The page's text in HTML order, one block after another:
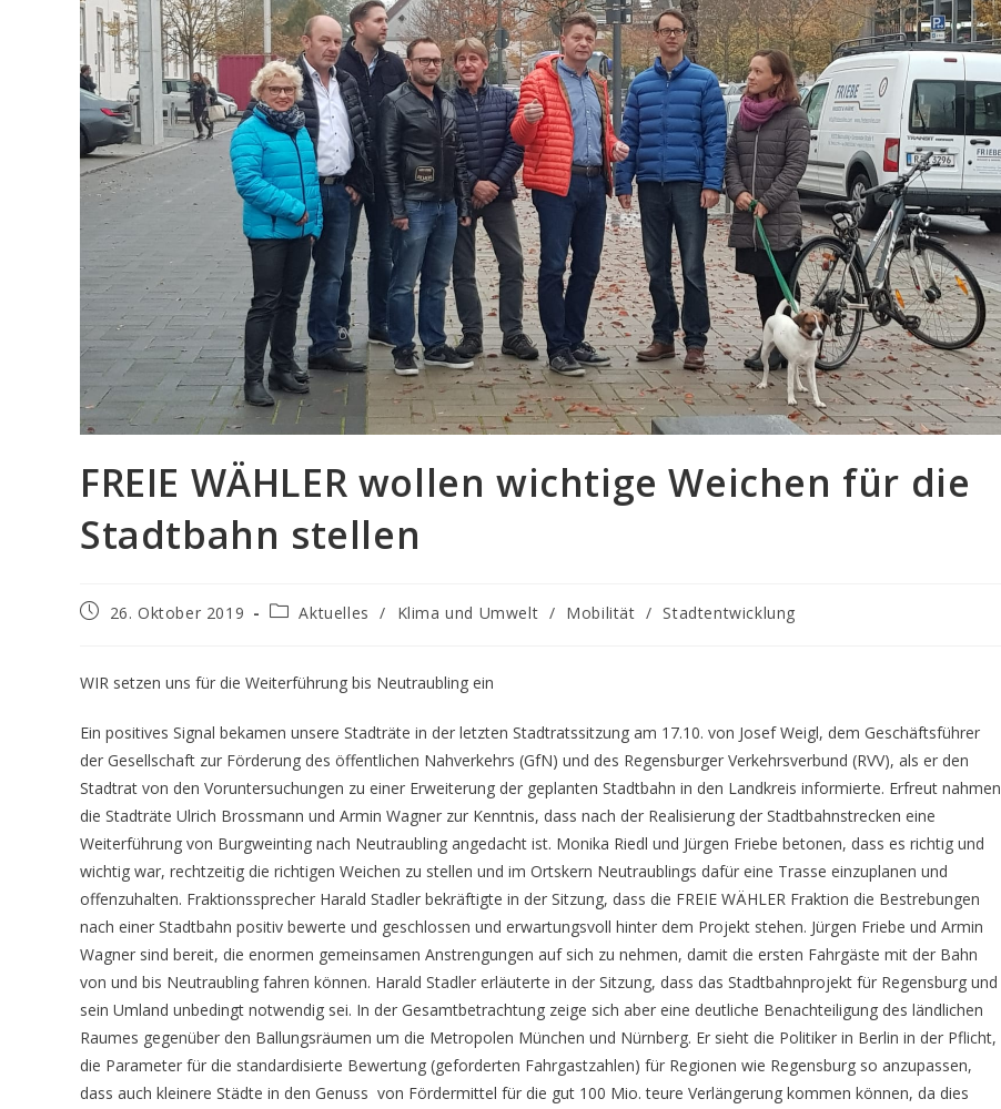
FREIE WÄHLER wollen wichtige Weichen für die
Stadtbahn stellen
26. Oktober 2019 Aktuelles / Klima und Umwelt / Mobilität / Stadtentwicklung
WIR setzen uns für die Weiterführung bis Neutraubling ein
Ein positives Signal bekamen unsere Stadträte in der letzten Stadtratssitzung am 17.10. von Josef Weigl, dem Geschäftsführer
der Gesellschaft zur Förderung des öffentlichen Nahverkehrs (GfN) und des Regensburger Verkehrsverbund (RVV), als er den
Stadtrat von den Voruntersuchungen zu einer Erweiterung der geplanten Stadtbahn in den Landkreis informierte. Erfreut nahmen
die Stadträte Ulrich Brossmann und Armin Wagner zur Kenntnis, dass nach der Realisierung der Stadtbahnstrecken eine
Weiterführung von Burgweinting nach Neutraubling angedacht ist. Monika Riedl und Jürgen Friebe betonen, dass es richtig und
wichtig war, rechtzeitig die richtigen Weichen zu stellen und im Ortskern Neutraublings dafür eine Trasse einzuplanen und
offenzuhalten. Fraktionssprecher Harald Stadler bekräftigte in der Sitzung, dass die FREIE WÄHLER Fraktion die Bestrebungen
nach einer Stadtbahn positiv bewerte und geschlossen und erwartungsvoll hinter dem Projekt stehen. Jürgen Friebe und Armin
Wagner sind bereit, die enormen gemeinsamen Anstrengungen auf sich zu nehmen, damit die ersten Fahrgäste mit der Bahn
von und bis Neutraubling fahren können. Harald Stadler erläuterte in der Sitzung, dass das Stadtbahnprojekt für Regensburg und
sein Umland unbedingt notwendig sei. In der Gesamtbetrachtung zeige sich aber eine deutliche Benachteiligung des ländlichen
Raumes gegenüber den Ballungsräumen um die Metropolen München und Nürnberg. Er sieht die Politiker in Berlin in der Pflicht,
die Parameter für die standardisierte Bewertung (geforderten Fahrgastzahlen) für Regionen wie Regensburg so anzupassen,
dass auch kleinere Städte in den Genuss von Fördermittel für die gut 100 Mio. teure Verlängerung kommen können, da dies